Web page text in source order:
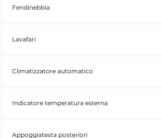
Fendinebbia
Lavafari
Climatizzatore automatico
Indicatore temperatura esterna
Appoggiatesta posteriori